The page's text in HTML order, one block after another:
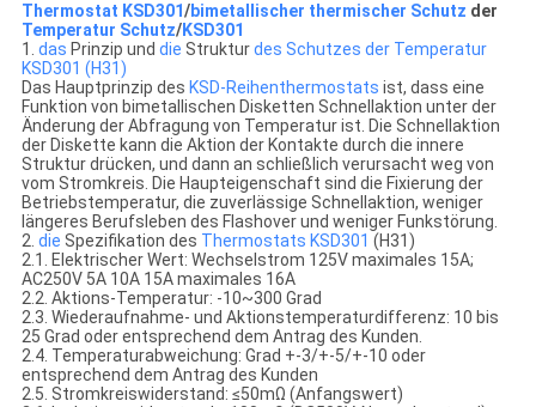
Thermostat KSD301/bimetallischer thermischer Schutz der
Temperatur Schutz/KSD301
1. das Prinzip und die Strukturdes Schutzes der Temperatur
KSD301 (H31)
Das Hauptprinzip des KSD-Reihenthermostats ist, dass eine
Funktion von bimetallischen Disketten Schnellaktion unter der
Änderung der Abfragung von Temperatur ist. Die Schnellaktion
der Diskette kann die Aktion der Kontakte durch die innere
Struktur drücken, und dann an schließlich verursacht weg von
vom Stromkreis. Die Haupteigenschaft sind die Fixierung der
Betriebstemperatur, die zuverlässige Schnellaktion, weniger
längeres Berufsleben des Flashover und weniger Funkstörung.
2. die Spezifikation des Thermostats KSD301 (H31)
2.1. Elektrischer Wert: Wechselstrom 125V maximales 15A;
AC250V 5A 10A 15A maximales 16A
2.2. Aktions-Temperatur: -10~300 Grad
2.3. Wiederaufnahme- und Aktionstemperaturdifferenz: 10 bis
25 Grad oder entsprechend dem Antrag des Kunden.
2.4. Temperaturabweichung: Grad +-3/+-5/+-10 oder
entsprechend dem Antrag des Kunden
2.5. Stromkreiswiderstand: ≤50mΩ (Anfangswert)